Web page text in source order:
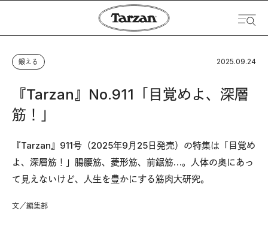
鍛える 2025.09.24
『Tarzan』No.911「目覚めよ、深層
筋！」
『Tarzan』911号（2025年9月25日発売）の特集は「目覚め
よ、深層筋！」腸腰筋、菱形筋、前鋸筋…。人体の奥にあっ
て見えないけど、人生を豊かにする筋肉大研究。
文／編集部